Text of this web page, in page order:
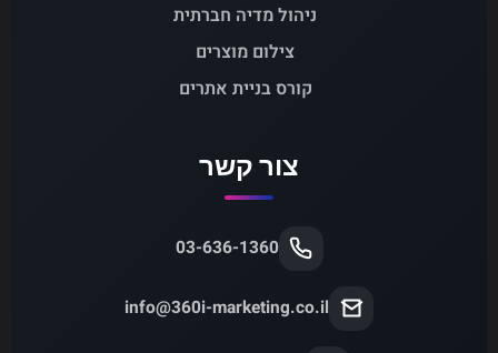
ניהול מדיה חברתית
צילום מוצרים
קורס בניית אתרים
צור קשר
03-636-1360
info@360i-marketing.co.il